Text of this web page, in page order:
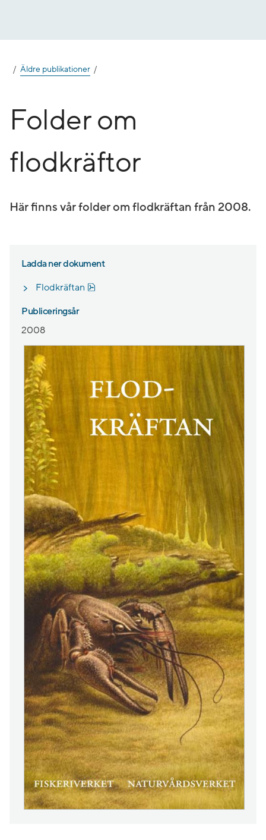
Äldre publikationer
Folder om
flodkräftor
Här finns vår folder om flodkräftan från 2008.
Ladda ner dokument
Flodkräftan
Publiceringsår
2008